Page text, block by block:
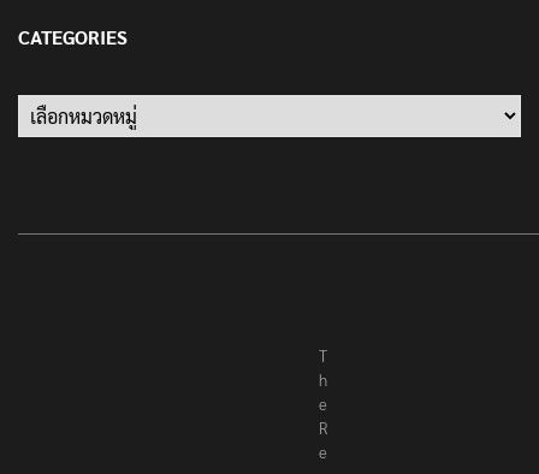
CATEGORIES
Categories
T
h
e
R
e